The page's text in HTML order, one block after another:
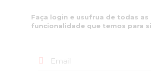
Faça login e usufrua de todas as
funcionalidade que temos para